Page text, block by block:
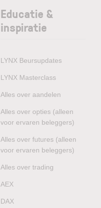
Educatie &
inspiratie
LYNX Beursupdates
LYNX Masterclass
Alles over aandelen
Alles over opties (alleen
voor ervaren beleggers)
Alles over futures (alleen
voor ervaren beleggers)
Alles over trading
AEX
DAX